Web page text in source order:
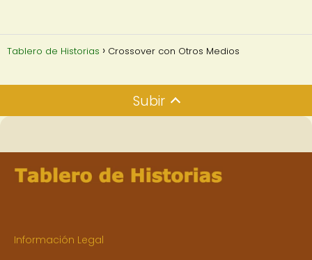
Tablero de Historias Crossover con Otros Medios
Subir
Información Legal